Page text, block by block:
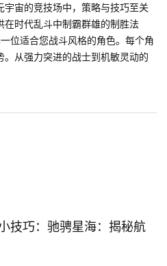
宙的竞技场中，策略与技巧至关
时代乱斗中制霸群雄的制胜法
位适合您战斗风格的角色。每个角
从强力突进的战士到机敏灵动的
技巧：驰骋星海：揭秘航